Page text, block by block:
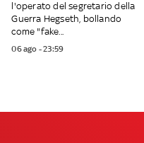
l'operato del segretario della
Guerra Hegseth, bollando
come "fake...
06 ago - 23:59